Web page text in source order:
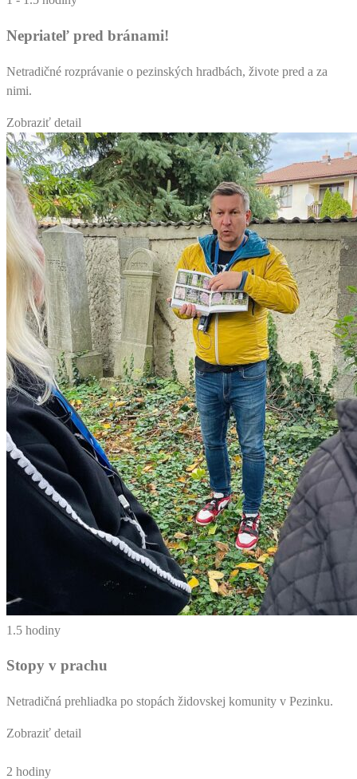
Nepriateľ pred bránami!
Netradičné rozprávanie o pezinských hradbách, živote pred a za
nimi.
Zobraziť detail
1.5 hodiny
Stopy v prachu
Netradičná prehliadka po stopách židovskej komunity v Pezinku.
Zobraziť detail
2 hodiny